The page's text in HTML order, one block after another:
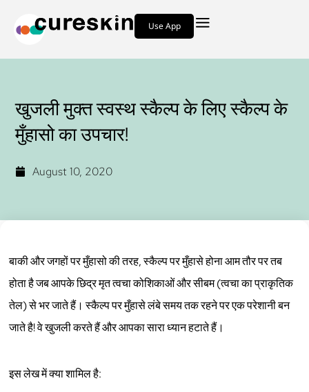
Use App
खुजली मुक्त स्वस्थ स्कैल्प के लिए स्कैल्प के
मुँहासो का उपचार!
August 10, 2020
बाकी और जगहों पर मुँहासो की तरह, स्कैल्प पर मुँहासे होना आम तौर पर तब
होता है जब आपके छिद्र मृत त्वचा कोशिकाओं और सीबम (त्वचा का प्राकृतिक
तेल) से भर जाते हैं। स्कैल्प पर मुँहासे लंबे समय तक रहने पर एक परेशानी बन
जाते है! वे खुजली करते हैं और आपका सारा ध्यान हटाते हैं।
इस लेख में क्या शामिल है: